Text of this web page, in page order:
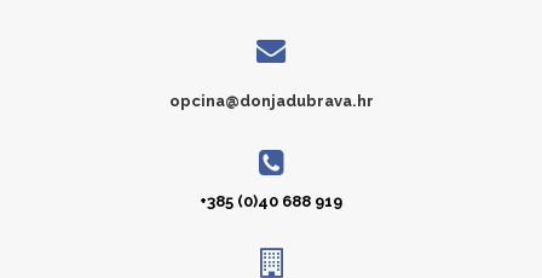
opcina@donjadubrava.hr
+385 (0)40 688 919